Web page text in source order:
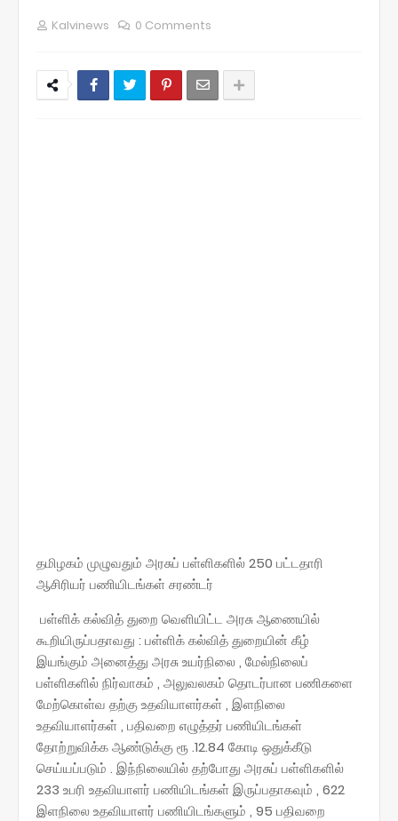
Kalvinews 0 Comments
தமிழகம் முழுவதும் அரசுப் பள்ளிகளில் 250 பட்டதாரி
ஆசிரியர் பணியிடங்கள் சரண்டர்
பள்ளிக் கல்வித் துறை வெளியிட்ட அரசு ஆணையில்
கூறியிருப்பதாவது : பள்ளிக் கல்வித் துறையின் கீழ்
இயங்கும் அனைத்து அரசு உயர்நிலை , மேல்நிலைப்
பள்ளிகளில் நிர்வாகம் , அலுவலகம் தொடர்பான பணிகளை
மேற்கொள்வ தற்கு உதவியாளர்கள் , இளநிலை
உதவியாளர்கள் , பதிவறை எழுத்தர் பணியிடங்கள்
தோற்றுவிக்க ஆண்டுக்கு ரூ .12.84 கோடி ஒதுக்கீடு
செய்யப்படும் . இந்நிலையில் தற்போது அரசுப் பள்ளிகளில்
233 உபரி உதவியாளர் பணியிடங்கள் இருப்பதாகவும் , 622
இளநிலை உதவியாளர் பணியிடங்களும் , 95 பதிவறை